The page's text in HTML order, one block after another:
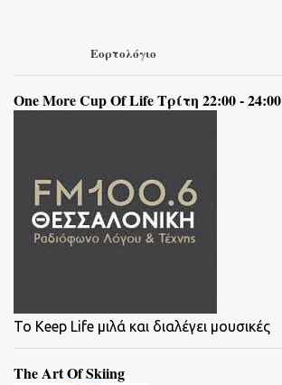
Εορτολόγιο
One More Cup Of Life Τρίτη 22:00 - 24:00
To Keep Life μιλά και διαλέγει μουσικές
The Art Of Skiing